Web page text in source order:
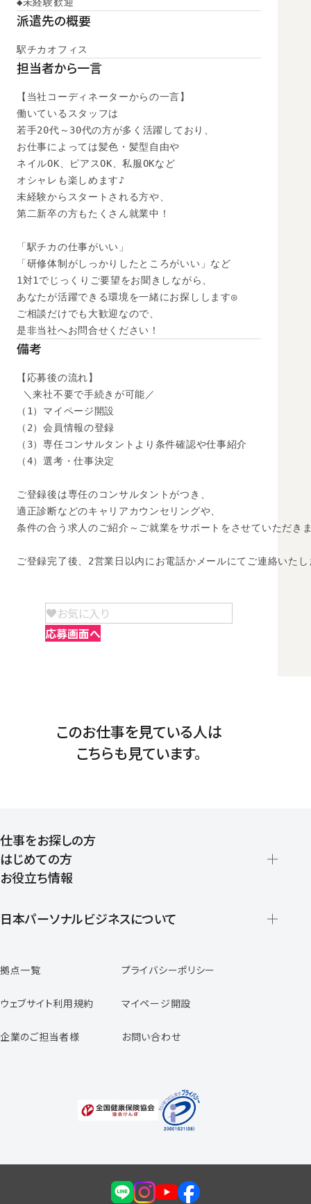
派遣先の概要
駅チカオフィス
担当者から一言
【当社コーディネーターからの一言】
働いているスタッフは
若手20代～30代の方が多く活躍しており、
お仕事によっては髪色・髪型自由や
ネイルOK、ピアスOK、私服OKなど
オシャレも楽しめます♪
未経験からスタートされる方や、
第二新卒の方もたくさん就業中！
「駅チカの仕事がいい」
「研修体制がしっかりしたところがいい」など
1対1でじっくりご要望をお聞きしながら、
あなたが活躍できる環境を一緒にお探しします◎
ご相談だけでも大歓迎なので、
是非当社へお問合せください！
備考
【応募後の流れ】
＼来社不要で手続きが可能／
（1）マイページ開設
（2）会員情報の登録
（3）専任コンサルタントより条件確認や仕事紹介
（4）選考・仕事決定
ご登録後は専任のコンサルタントがつき、
適正診断などのキャリアカウンセリングや、
条件の合う求人のご紹介～ご就業をサポートをさせていただき
ご登録完了後、2営業日以内にお電話かメールにてご連絡いたし
お気に入り
応募画面へ
このお仕事を見ている人は
こちらも見ています。
仕事をお探しの方
はじめての方
登録から就業開始までの流れ
お役立ち情報
日本パーソナルビジネスについて
スタッフの声
専任コンサルタントの声
福利厚生のご案内
拠点一覧 プライバシーポリシー
ウェブサイト利用規約 マイページ開設
企業のご担当者様 お問い合わせ